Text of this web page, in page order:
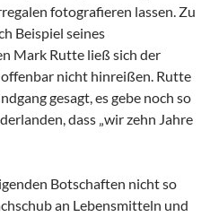
fotografieren lassen. Zu
Beispiel seines
Mark Rutte ließ sich der
nicht hinreißen. Rutte
gesagt, es gebe noch so
dass „wir zehn Jahre
Botschaften nicht so
an Lebensmitteln und